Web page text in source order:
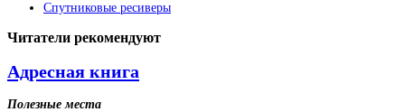
Спутниковые ресиверы
Читатели рекомендуют
Адресная книга
Полезные места